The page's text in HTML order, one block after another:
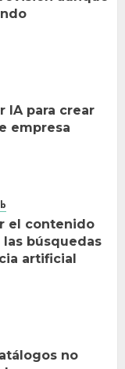
IA para crear
empresa
el contenido
búsquedas
artificial
no